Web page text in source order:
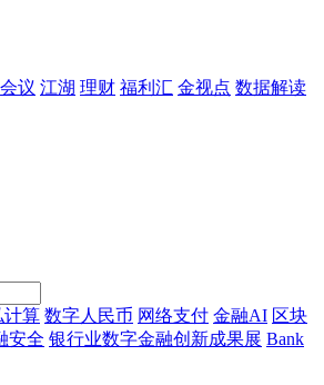
会议 江湖 理财 福利汇 金视点 数据解读
计算 数字人民币 网络支付 金融AI 区块
安全 银行业数字金融创新成果展 Bank